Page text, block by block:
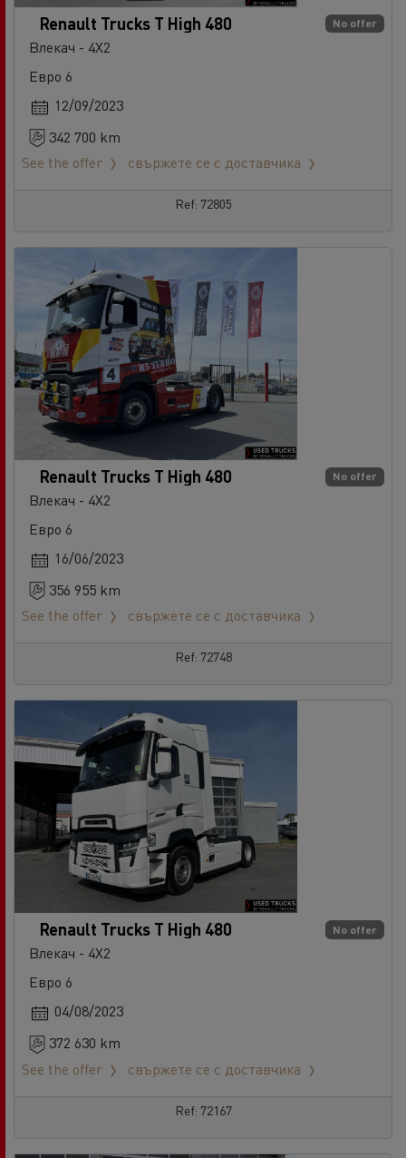
No offer
Renault Trucks T High 480
Влекач - 4X2
Евро 6
12/09/2023
342 700 km
See the offer
свържете се с доставчика
Ref: 72805
No offer
Renault Trucks T High 480
Влекач - 4X2
Евро 6
16/06/2023
356 955 km
See the offer
свържете се с доставчика
Ref: 72748
No offer
Renault Trucks T High 480
Влекач - 4X2
Евро 6
04/08/2023
372 630 km
See the offer
свържете се с доставчика
Ref: 72167